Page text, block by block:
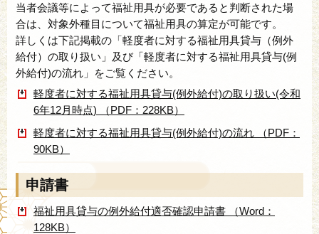
当者会議等によって福祉用具が必要であると判断された場
合は、対象外種目について福祉用具の算定が可能です。
詳しくは下記掲載の「軽度者に対する福祉用具貸与（例外
給付）の取り扱い」及び「軽度者に対する福祉用具貸与(例
外給付)の流れ」をご覧ください。
軽度者に対する福祉用具貸与(例外給付)の取り扱い(令和
6年12月時点) （PDF：228KB）
軽度者に対する福祉用具貸与(例外給付)の流れ （PDF：
90KB）
申請書
福祉用具貸与の例外給付適否確認申請書 （Word：
128KB）